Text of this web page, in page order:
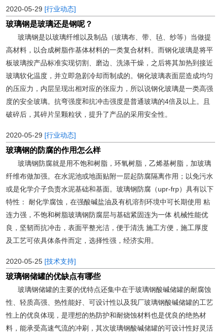
2020-05-29 [行业动态]
玻璃钢是玻璃还是钢呢？
玻璃钢是以玻璃纤维以及制品（玻璃布、带、毡、纱等）当做提
高材料，以合成树脂作基体材料的一类复合材料。而钢化玻璃是将平
板玻璃按产品标准实现切割、磨边、洗涤干燥，之后将其加热到接近
玻璃软化温度，并立即急剧冷却而制成的。钢化玻璃表面层造成均匀
的压应力，内层呈现出相对应的张应力，所以说钢化玻璃是一类高强
度的安全玻璃。抗弯强度和抗冲击强度是普通玻璃的4倍及以上。且
破碎后，其碎片呈颗粒状，提升了产品的采用安全性。
2020-05-29 [行业动态]
玻璃钢的防腐的作用怎么样
玻璃钢防腐就是用不饱和树脂，环氧树脂，乙烯基树脂，加玻璃
纤维布做加强。在水泥池或地面贴附一层起防腐隔离作用；以免污水
或是化学介子负责水泥基础和基面。玻璃钢防腐（upr-frp）具有以下
特性： 耐化学腐蚀，在强酸碱盐油及有机溶剂环境中可长期使用 粘
连力强，不饱和树脂玻璃钢防腐层与基础紧固连为一体 机械性能优
良，坚韧而抗冲击，表面平整光洁，便于清洗 施工方便，施工厚度
及工艺可依具体条件而定，选择性强，经济实用。
2020-05-25 [技术支持]
玻璃钢储罐的优缺点有哪些
玻璃钢储罐的主要的优特点还集中在于玻璃钢酸碱储罐的耐腐蚀
性、轻质高强、热性能好、可设计性以及我厂玻璃钢酸碱储罐的工艺
性上的优良体现，是理想的热防护和耐烧蚀材料也是优良的绝热材
料，能承受高速气流的冲刷，其次玻璃钢酸碱储罐的可设计性好灵活